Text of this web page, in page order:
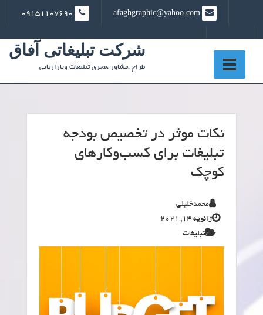
content
شرکت تبلیغاتی آفاق
طراح ،مشاور ،مجری تبلیغات وبازاریابی
نکات موثر در تخصیص بودجه
تبلیغات برای کسب‌وکارهای
کوچک
محمدخلیلی
ژانویه 14, 2021
تبلیغات